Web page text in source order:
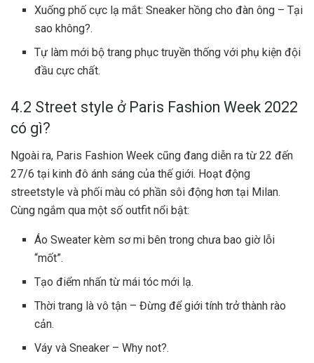
Xuống phố cực lạ mắt: Sneaker hồng cho đàn ông – Tại
sao không?.
Tự làm mới bộ trang phục truyền thống với phụ kiện đội
đầu cực chất.
4.2 Street style ở Paris Fashion Week 2022
có gì?
Ngoài ra, Paris Fashion Week cũng đang diễn ra từ 22 đến
27/6 tại kinh đô ánh sáng của thế giới. Hoạt động
streetstyle và phối màu có phần sôi động hơn tại Milan.
Cùng ngắm qua một số outfit nổi bật:
Áo Sweater kèm sơ mi bên trong chưa bao giờ lỗi
“mốt”.
Tạo điểm nhấn từ mái tóc mới lạ.
Thời trang là vô tận – Đừng để giới tính trở thành rào
cản.
Váy và Sneaker – Why not?.